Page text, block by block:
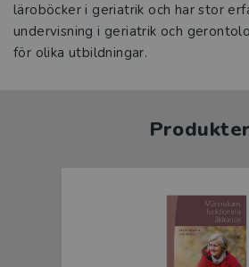
läroböcker i geriatrik och har stor
undervisning i geriatrik och
för olika utbildningar.
Produkter